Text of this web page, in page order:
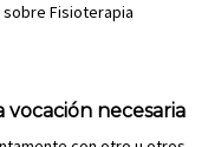
Fisioterapia
necesaria